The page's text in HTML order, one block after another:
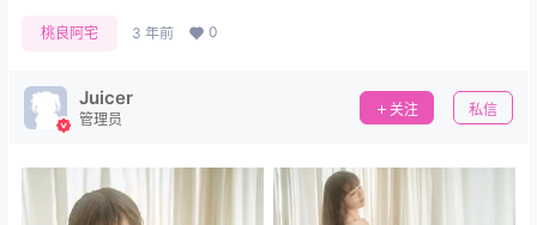
桃良阿宅 3 年前 0
Juicer
管理员
关注 私信